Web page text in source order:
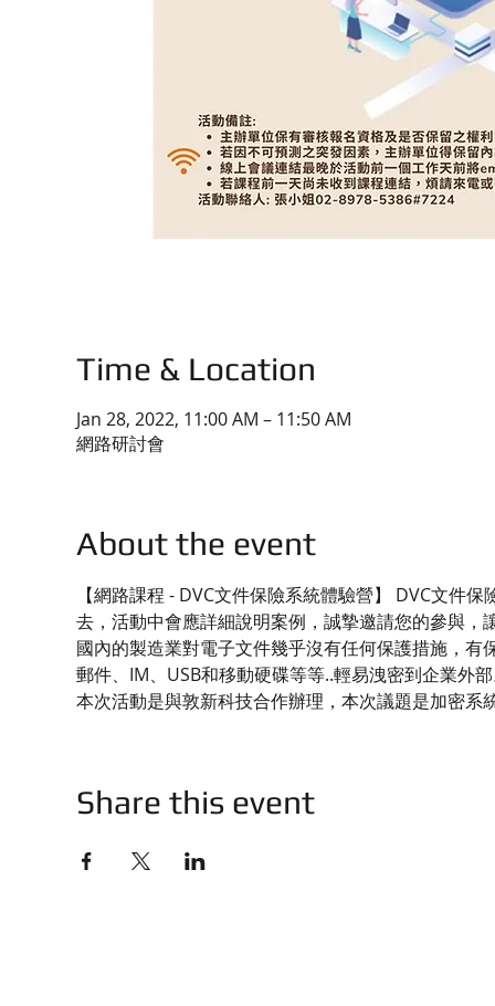
Time & Location
Jan 28, 2022, 11:00 AM – 11:50 AM
網路研討會
About the event
【網路課程 - DVC文件保險系統體驗營】 DVC文件
去，活動中會應詳細說明案例，誠摯邀請您的參與，
國內的製造業對電子文件幾乎沒有任何保護措施，
郵件、IM、USB和移動硬碟等等..輕易洩密到企業外
本次活動是與敦新科技合作辦理，本次議題是加密系
Share this event